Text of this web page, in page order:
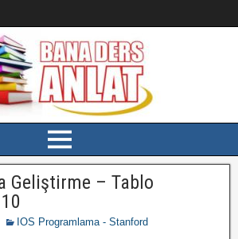
Geliştirme – Tablo
IOS Programlama - Stanford